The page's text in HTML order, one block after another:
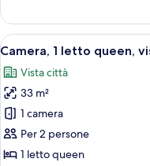
1
letto
king,
città
Apri
tutte
le
foto
per
Camera,
1
5
Camera, 1 letto queen,
Vista città
33 m²
1 camera
Per 2 persone
1 letto queen